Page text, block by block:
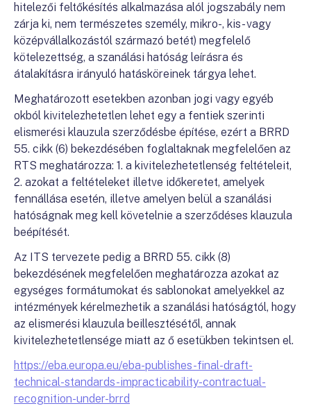
hitelezői feltőkésítés alkalmazása alól jogszabály nem
zárja ki, nem természetes személy, mikro-, kis- vagy
középvállalkozástól származó betét) megfelelő
kötelezettség, a szanálási hatóság leírásra és
átalakításra irányuló hatásköreinek tárgya lehet.
Meghatározott esetekben azonban jogi vagy egyéb
okból kivitelezhetetlen lehet egy a fentiek szerinti
elismerési klauzula szerződésbe építése, ezért a BRRD
55. cikk (6) bekezdésében foglaltaknak megfelelően az
RTS meghatározza: 1. a kivitelezhetetlenség feltételeit,
2. azokat a feltételeket illetve időkeretet, amelyek
fennállása esetén, illetve amelyen belül a szanálási
hatóságnak meg kell követelnie a szerződéses klauzula
beépítését.
Az ITS tervezete pedig a BRRD 55. cikk (8)
bekezdésének megfelelően meghatározza azokat az
egységes formátumokat és sablonokat amelyekkel az
intézmények kérelmezhetik a szanálási hatóságtól, hogy
az elismerési klauzula beillesztésétől, annak
kivitelezhetetlensége miatt az ő esetükben tekintsen el.
https://eba.europa.eu/eba-publishes-final-draft-
technical-standards-impracticability-contractual-
recognition-under-brrd